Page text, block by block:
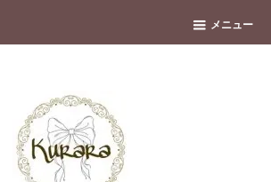
メニュー